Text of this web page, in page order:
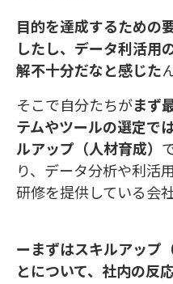
目的を達成するための
したし、データ利活用
解不十分だなと感じた
そこで自分たちがまず
テムやツールの選定で
ルアップ（人材育成）
り、データ分析や利活
研修を提供している会
ーまずはスキルアップ
とについて、社内の反